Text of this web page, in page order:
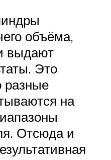
объёма,
выдают
Это
разные
на
Отсюда и